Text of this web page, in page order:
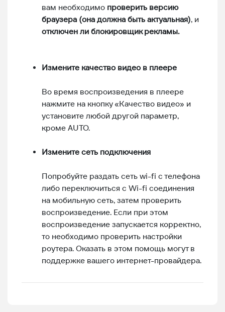
вам необходимо проверить версию
браузера (она должна быть актуальная), и
отключен ли блокировщик рекламы.
Измените качество видео в плеере
Во время воспроизведения в плеере
нажмите на кнопку «Качество видео» и
установите любой другой параметр,
кроме AUTO.
Измените сеть подключения
Попробуйте раздать сеть wi-fi с телефона
либо переключиться с Wi-fi соединения
на мобильную сеть, затем проверить
воспроизведение. Если при этом
воспроизведение запускается корректно,
то необходимо проверить настройки
роутера. Оказать в этом помощь могут в
поддержке вашего интернет-провайдера.